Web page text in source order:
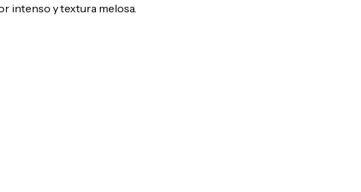
intenso y textura melosa.